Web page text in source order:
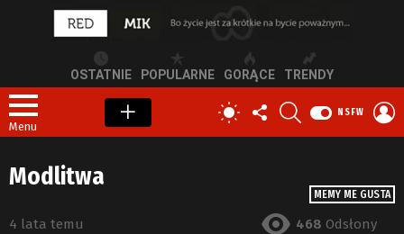
OSTATNIE POPULARNE GORĄCE TRENDY
Menu
PRZEŁĄCZ
SKÓRKĘ
OBSERWUJ
NAS
NSFW
MEMY ME GUSTA
Modlitwa
4 lata temu 468 Odsłony